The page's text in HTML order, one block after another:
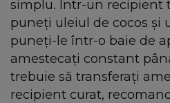
simplu. Într-un recipient
puneți uleiul de cocos și
puneți-le într-o baie de
amestecați constant
trebuie să transferați
recipient curat,